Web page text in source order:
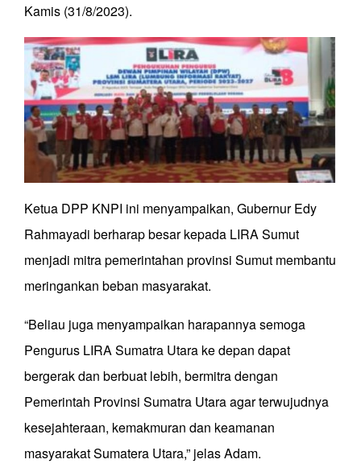
Kamis (31/8/2023).
Ketua DPP KNPI ini menyampaikan, Gubernur Edy
Rahmayadi berharap besar kepada LIRA Sumut
menjadi mitra pemerintahan provinsi Sumut membantu
meringankan beban masyarakat.
“Beliau juga menyampaikan harapannya semoga
Pengurus LIRA Sumatra Utara ke depan dapat
bergerak dan berbuat lebih, bermitra dengan
Pemerintah Provinsi Sumatra Utara agar terwujudnya
kesejahteraan, kemakmuran dan keamanan
masyarakat Sumatera Utara,” jelas Adam.